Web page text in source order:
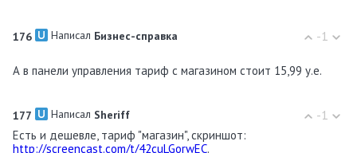
-1
176 Написал Бизнес-справка
А в панели управления тариф с магазином стоит 15,99 у.е.
-1
177 Написал Shеriff
Есть и дешевле, тариф "магазин", скриншот:
http://screencast.com/t/42cuLGorwEC.